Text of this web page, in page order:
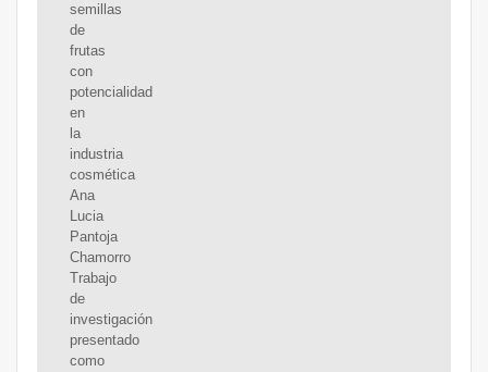
semillas
de
frutas
con
potencialidad
en
la
industria
cosmética
Ana
Lucia
Pantoja
Chamorro
Trabajo
de
investigación
presentado
como